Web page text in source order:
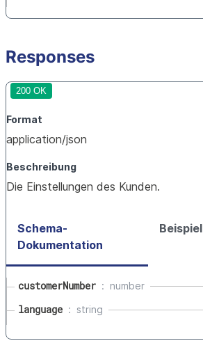
Responses
200 OK
Format
application/json
Beschreibung
Die Einstellungen des Kunden.
Schema-
Dokumentation
Beispiel
customerNumber number
language string